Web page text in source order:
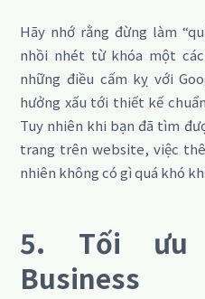
Hãy nhớ rằng đừng làm
nhồi nhét từ khóa một
những điều cấm kỵ với
hưởng xấu tới thiết kế
Tuy nhiên khi bạn đã tìm
trang trên website, việc
nhiên không có gì quá khó
5. Tối ưu
Business